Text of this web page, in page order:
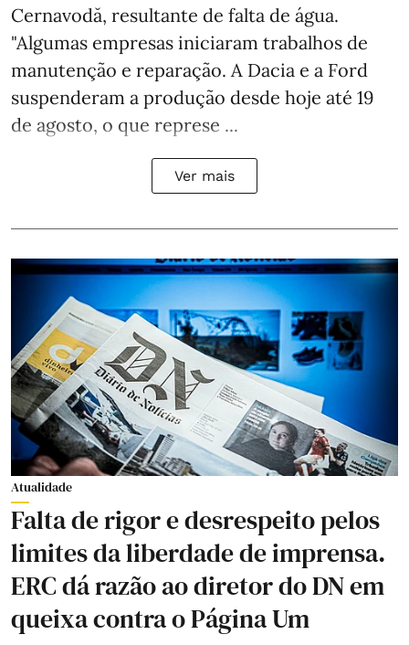
Cernavodă, resultante de falta de água.
"Algumas empresas iniciaram trabalhos de
manutenção e reparação. A Dacia e a Ford
suspenderam a produção desde hoje até 19
de agosto, o que represe ...
Ver mais
Atualidade
Falta de rigor e desrespeito pelos
limites da liberdade de imprensa.
ERC dá razão ao diretor do DN em
queixa contra o Página Um